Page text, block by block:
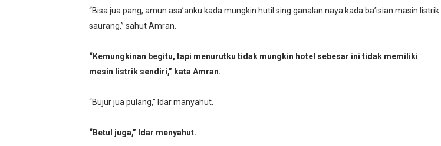
“Bisa jua pang, amun asa’anku kada mungkin hutil sing ganalan naya kada ba’isian masin listrik
saurang,” sahut Amran.
“Kemungkinan begitu, tapi menurutku tidak mungkin hotel sebesar ini tidak memiliki
mesin listrik sendiri,” kata Amran.
“Bujur jua pulang,” Idar manyahut.
“Betul juga,” Idar menyahut.